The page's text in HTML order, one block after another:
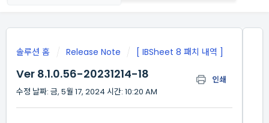
솔루션 홈 Release Note [ IBSheet 8 패치 내역 ]
Ver 8.1.0.56-20231214-18
인쇄
수정 날짜: 금, 5월 17, 2024 시간: 10:20 AM